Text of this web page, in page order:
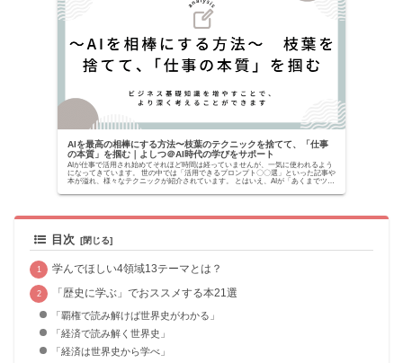
AIを最高の相棒にする方法〜枝葉のテクニックを捨てて、「仕事
の本質」を掴む｜よしつ＠AI時代の学びをサポート
AIが仕事で活用され始めてそれほど時間は経っていませんが、一気に使われるよう
になってきています。 世の中では「活用できるプロンプト〇〇選」といった記事や
本が溢れ、様々なテクニックが紹介されています。 とはいえ、AIが「あくまでツー
目次
学んでほしい4領域13テーマとは？
「歴史に学ぶ」でおススメする本21選
「覇権で読み解けば世界史がわかる」
「経済で読み解く世界史」
「経済は世界史から学べ」